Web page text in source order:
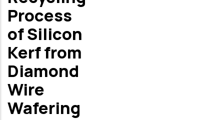
Process
of Silicon
Kerf from
Diamond
Wire
Wafering